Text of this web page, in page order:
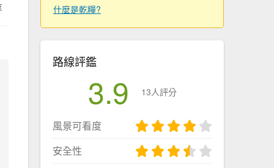
什麼是乾糧?
路線評鑑
3.9 13人評分
風景可看度
安全性